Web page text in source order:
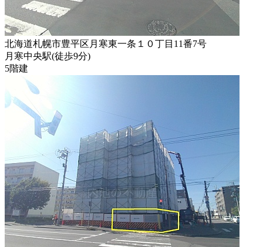
北海道札幌市豊平区月寒東一条１０丁目11番7号
月寒中央駅(徒歩9分)
5階建